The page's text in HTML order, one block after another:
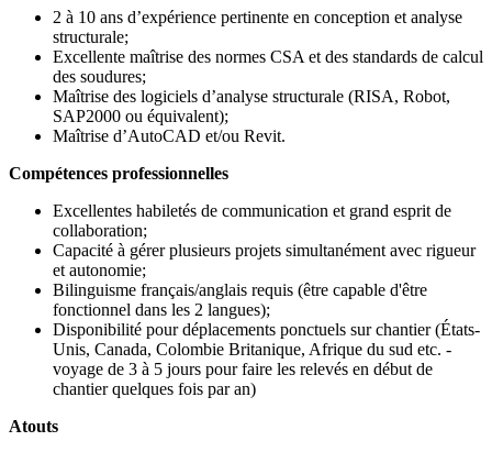
2 à 10 ans d’expérience pertinente en conception et analyse
structurale;
Excellente maîtrise des normes CSA et des standards de calcul
des soudures;
Maîtrise des logiciels d’analyse structurale (RISA, Robot,
SAP2000 ou équivalent);
Maîtrise d’AutoCAD et/ou Revit.
Compétences professionnelles
Excellentes habiletés de communication et grand esprit de
collaboration;
Capacité à gérer plusieurs projets simultanément avec rigueur
et autonomie;
Bilinguisme français/anglais requis (être capable d'être
fonctionnel dans les 2 langues);
Disponibilité pour déplacements ponctuels sur chantier (États-
Unis, Canada, Colombie Britanique, Afrique du sud etc. -
voyage de 3 à 5 jours pour faire les relevés en début de
chantier quelques fois par an)
Atouts